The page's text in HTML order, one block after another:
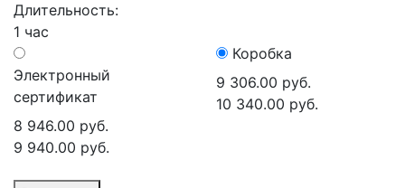
Длительность:
1 час
Электронный
сертификат
8 946.00 руб.
9 940.00 руб.
Коробка
9 306.00 руб.
10 340.00 руб.